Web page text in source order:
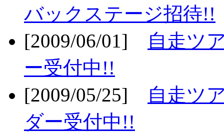
バックステージ招待!!
[2009/06/01]
自走ツ
ー受付中!!
[2009/05/25]
自走ツ
ダー受付中!!